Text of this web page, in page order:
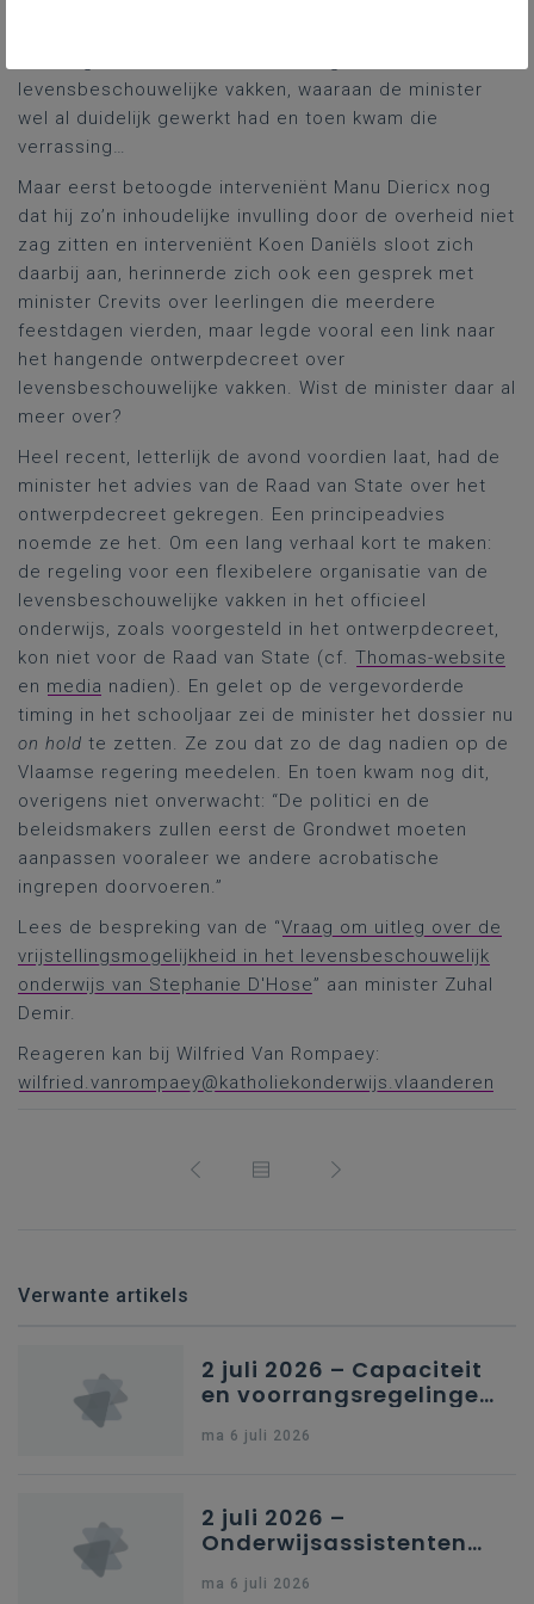
levensbeschouwelijke vakken, waaraan de minister
wel al duidelijk gewerkt had en toen kwam die
verrassing…
Maar eerst betoogde interveniënt Manu Diericx nog
dat hij zo’n inhoudelijke invulling door de overheid niet
zag zitten en interveniënt Koen Daniëls sloot zich
daarbij aan, herinnerde zich ook een gesprek met
minister Crevits over leerlingen die meerdere
feestdagen vierden, maar legde vooral een link naar
het hangende ontwerpdecreet over
levensbeschouwelijke vakken. Wist de minister daar al
meer over?
Heel recent, letterlijk de avond voordien laat, had de
minister het advies van de Raad van State over het
ontwerpdecreet gekregen. Een principeadvies
noemde ze het. Om een lang verhaal kort te maken:
de regeling voor een flexibelere organisatie van de
levensbeschouwelijke vakken in het officieel
onderwijs, zoals voorgesteld in het ontwerpdecreet,
kon niet voor de Raad van State (cf. Thomas-website
en media nadien). En gelet op de vergevorderde
timing in het schooljaar zei de minister het dossier nu
on hold te zetten. Ze zou dat zo de dag nadien op de
Vlaamse regering meedelen. En toen kwam nog dit,
overigens niet onverwacht: “De politici en de
beleidsmakers zullen eerst de Grondwet moeten
aanpassen vooraleer we andere acrobatische
ingrepen doorvoeren.”
Lees de bespreking van de “Vraag om uitleg over de
vrijstellingsmogelijkheid in het levensbeschouwelijk
onderwijs van Stephanie D'Hose” aan minister Zuhal
Demir.
Reageren kan bij Wilfried Van Rompaey:
wilfried.vanrompaey@katholiekonderwijs.vlaanderen
Verwante artikels
2 juli 2026 – Capaciteit
en voorrangsregelingen
secundair onderwijs in
ma 6 juli 2026
2 juli 2026 –
Onderwijsassistenten
kleuteronderwijs
ma 6 juli 2026